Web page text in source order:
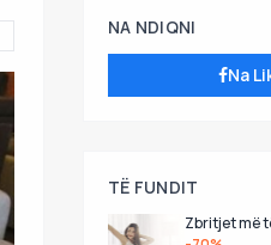
NA NDIQNI
Na
TË FUNDIT
Zbritjet më